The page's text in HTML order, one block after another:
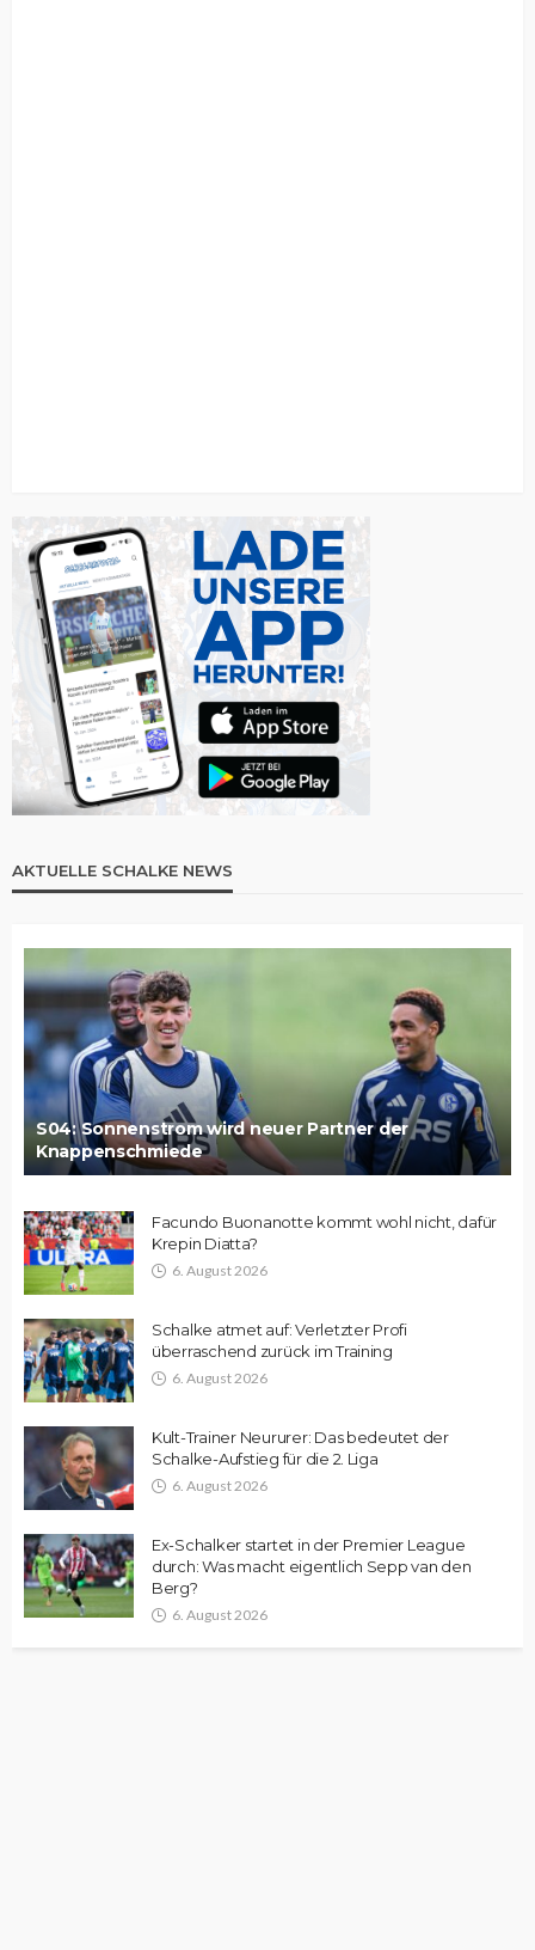
AKTUELLE SCHALKE NEWS
S04: Sonnenstrom wird neuer Partner der
Knappenschmiede
Facundo Buonanotte kommt wohl nicht, dafür
Krepin Diatta?
6. August 2026
Schalke atmet auf: Verletzter Profi
überraschend zurück im Training
6. August 2026
Kult-Trainer Neururer: Das bedeutet der
Schalke-Aufstieg für die 2. Liga
6. August 2026
Ex-Schalker startet in der Premier League
durch: Was macht eigentlich Sepp van den
Berg?
6. August 2026